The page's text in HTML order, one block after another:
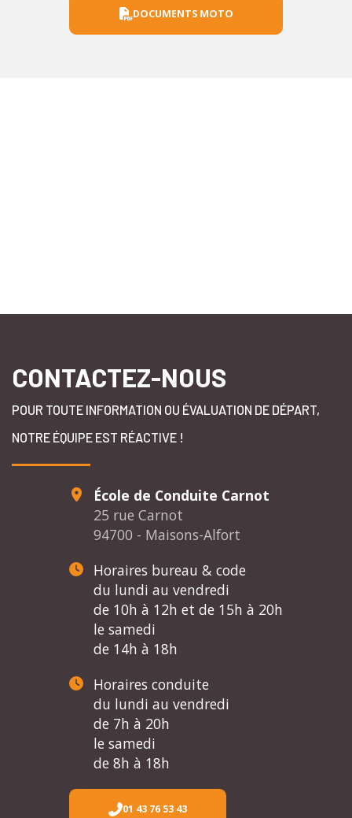
DOCUMENTS MOTO
CONTACTEZ-NOUS
POUR TOUTE INFORMATION OU ÉVALUATION DE DÉPART,
NOTRE ÉQUIPE EST RÉACTIVE !
École de Conduite Carnot
25 rue Carnot
94700 - Maisons-Alfort
Horaires bureau & code
du lundi au vendredi
de 10h à 12h et de 15h à 20h
le samedi
de 14h à 18h
Horaires conduite
du lundi au vendredi
de 7h à 20h
le samedi
de 8h à 18h
01 43 76 53 43